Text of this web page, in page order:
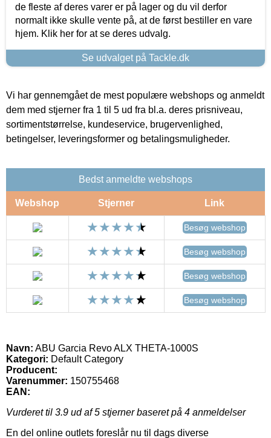
de fleste af deres varer er på lager og du vil derfor
normalt ikke skulle vente på, at de først bestiller en vare
hjem. Klik her for at se deres udvalg.
Se udvalget på Tackle.dk
Vi har gennemgået de mest populære webshops og anmeldt
dem med stjerner fra 1 til 5 ud fra bl.a. deres prisniveau,
sortimentstørrelse, kundeservice, brugervenlighed,
betingelser, leveringsformer og betalingsmuligheder.
Bedst anmeldte webshops
Webshop Stjerner Link
Besøg webshop
Besøg webshop
Besøg webshop
Besøg webshop
Navn: ABU Garcia Revo ALX THETA-1000S
Kategori: Default Category
Producent:
Varenummer: 150755468
EAN:
Vurderet til 3.9 ud af 5 stjerner baseret på 4 anmeldelser
En del online outlets foreslår nu til dags diverse